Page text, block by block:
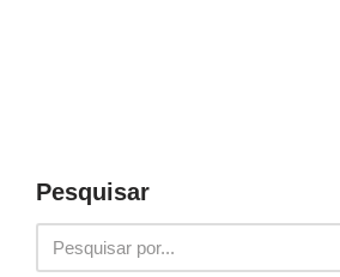
Pesquisar